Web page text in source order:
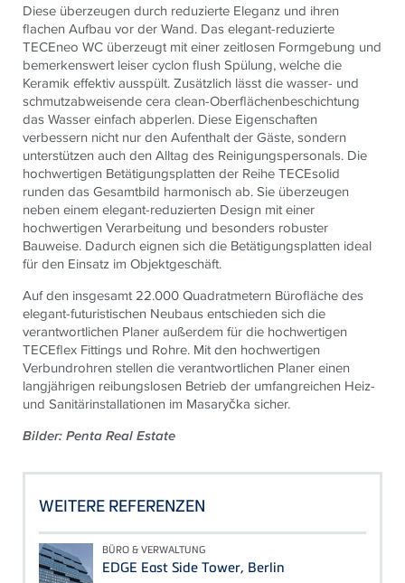
Diese überzeugen durch reduzierte Eleganz und ihren
flachen Aufbau vor der Wand. Das elegant-reduzierte
TECEneo WC überzeugt mit einer zeitlosen Formgebung und
bemerkenswert leiser cyclon flush Spülung, welche die
Keramik effektiv ausspült. Zusätzlich lässt die wasser- und
schmutzabweisende cera clean-Oberflächenbeschichtung
das Wasser einfach abperlen. Diese Eigenschaften
verbessern nicht nur den Aufenthalt der Gäste, sondern
unterstützen auch den Alltag des Reinigungspersonals. Die
hochwertigen Betätigungsplatten der ReiheTECEsolid
runden das Gesamtbild harmonisch ab. Sie überzeugen
neben einem elegant-reduzierten Design mit einer
hochwertigen Verarbeitung und besonders robuster
Bauweise. Dadurch eignen sich die Betätigungsplatten ideal
für den Einsatz im Objektgeschäft.
Auf den insgesamt 22.000 Quadratmetern Bürofläche des
elegant-futuristischen Neubaus entschieden sich die
verantwortlichen Planer außerdem für die hochwertigen
TECEflex Fittings und Rohre. Mit den hochwertigen
Verbundrohren stellen die verantwortlichen Planer einen
langjährigen reibungslosen Betrieb der umfangreichen Heiz-
und Sanitärinstallationen im Masaryčka sicher.
Bilder: Penta Real Estate
WEITERE REFERENZEN
BÜRO & VERWALTUNG
EDGE East Side Tower, Berlin